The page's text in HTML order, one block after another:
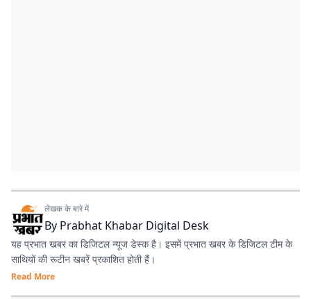
लेखक के बारे में
By Prabhat Khabar Digital Desk
यह प्रभात खबर का डिजिटल न्यूज डेस्क है। इसमें प्रभात खबर के डिजिटल टीम के
साथियों की रूटीन खबरें प्रकाशित होती हैं।
Read More